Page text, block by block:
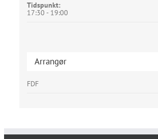
Tidspunkt:
17:30 - 19:00
Arrangør
FDF